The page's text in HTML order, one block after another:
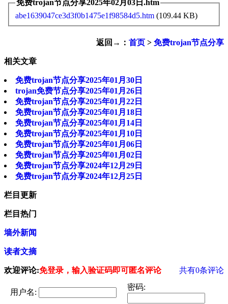
免费trojan节点分享2025年02月03日.htm
abe1639047ce3d3f0b1475e1f98584d5.htm (109.44 KB)
返回→： 首页 > 免费trojan节点分享
相关文章
免费trojan节点分享2025年01月30日
trojan免费节点分享2025年01月26日
免费trojan节点分享2025年01月22日
免费trojan节点分享2025年01月18日
免费trojan节点分享2025年01月14日
免费trojan节点分享2025年01月10日
免费trojan节点分享2025年01月06日
免费trojan节点分享2025年01月02日
免费trojan节点分享2024年12月29日
免费trojan节点分享2024年12月25日
栏目更新
栏目热门
墙外新闻
读者文摘
欢迎评论:免登录，输入验证码即可匿名评论 共有0条评论
用户名:
密码: